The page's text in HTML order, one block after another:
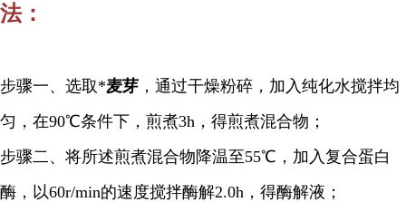
法：
步骤一、选取*麦芽 ， 通过干燥粉碎，加入纯化水搅拌均
匀，在90℃条件下，煎煮3h，得煎煮混合物；
步骤二、将所述煎煮混合物降温至55℃，加入复合蛋白
酶，以60r/min的速度搅拌酶解2.0h，得酶解液；